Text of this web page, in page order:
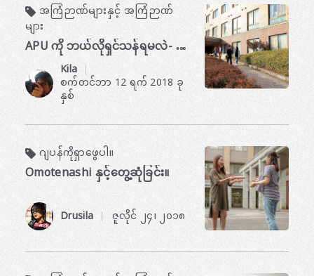
အကြံဉာဏ်များနှင့် အကြံဉာဏ်
များ
APU ကို ဘယ်လိုရှင်သန်ရမလဲ- ကျောင်းသားသစ်များအတွက် ထိပ်တန်း အကြံပြုချက်များ (The Blog Edition)
Kila ​ ​
စက်တင်ဘာ 12 ရက် 2018 ခု
နှစ်
ဂျပန်ကိုရှာဖွေပါ။
Omotenashi နှင့်တွေ့ဆုံခြင်း။
Drusila ​ ​ဇူလိုင် ၂၄၊ ၂၀၁၈